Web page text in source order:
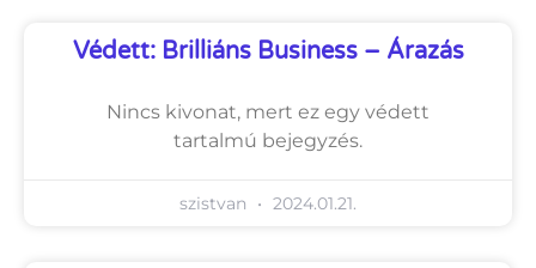
Védett: Brilliáns Business – Árazás
Nincs kivonat, mert ez egy védett
tartalmú bejegyzés.
szistvan 2024.01.21.